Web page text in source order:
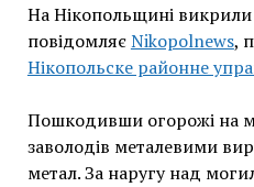
На Нікопольщині
повідомляєNikopolnews,
Нікопольске районне
Пошкодивши огорожі на
заволодів металевими
метал. За наругу над